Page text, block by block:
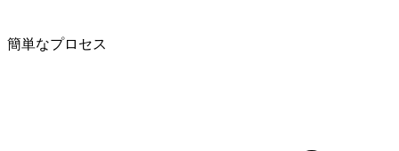
簡単なプロセス